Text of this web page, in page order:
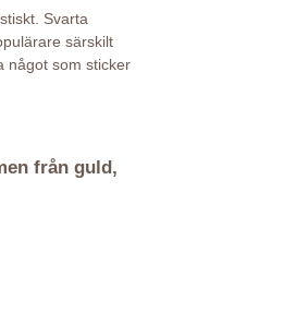
Svarta
särskilt
något som sticker
från guld,